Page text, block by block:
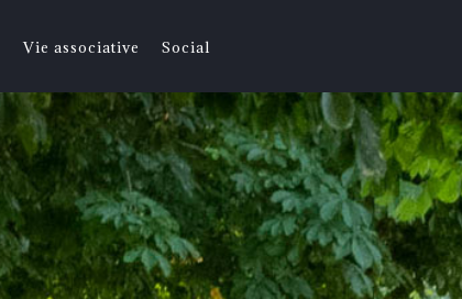
Vie associative Social